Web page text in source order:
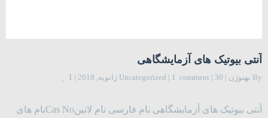
آنتی بیوتیک های آزمایشگاهی
By بهنوژن |
Uncategorized | 1  comment | 30 ژانویه, 2018 |
1
آنتی بیوتیک های آزمایشگاهی نام فارسی نام لاتینCas Noنام های